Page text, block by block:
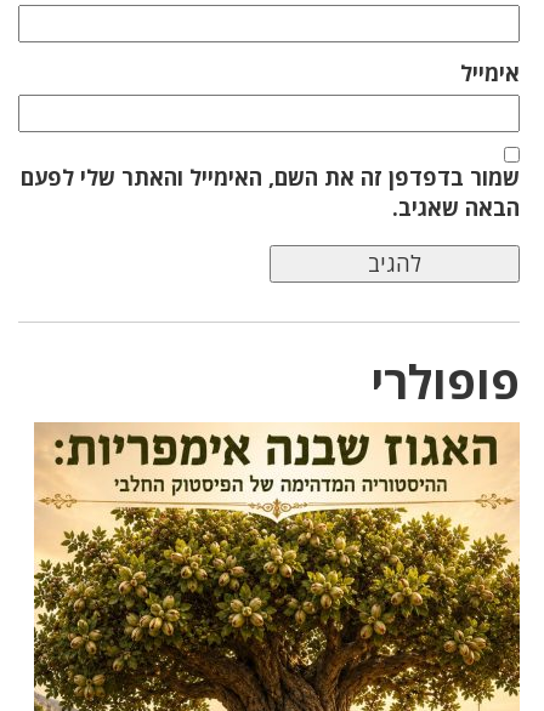
אימייל
שמור בדפדפן זה את השם, האימייל והאתר שלי לפעם
הבאה שאגיב.
פופולרי